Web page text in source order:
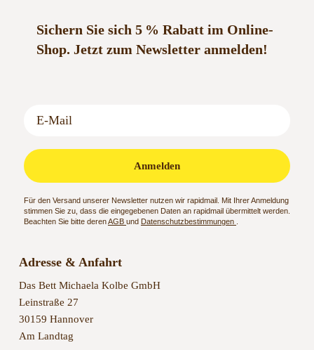
Sichern Sie sich 5 % Rabatt im Online-
Shop. Jetzt zum Newsletter anmelden!
Anmelden
Für den Versand unserer Newsletter nutzen wir rapidmail. Mit Ihrer Anmeldung
stimmen Sie zu, dass die eingegebenen Daten an rapidmail übermittelt werden.
Beachten Sie bitte derenAGB und Datenschutzbestimmungen
Adresse & Anfahrt
Das Bett Michaela Kolbe GmbH
Leinstraße 27
30159 Hannover
Am Landtag